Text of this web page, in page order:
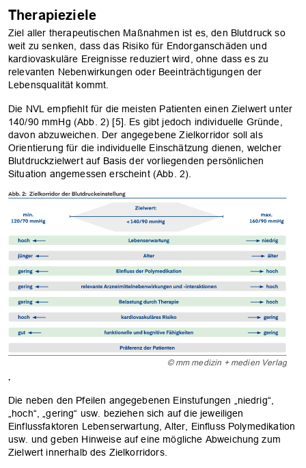
Therapieziele
Ziel aller therapeutischen Maßnahmen ist es, den Blutdruck so
weit zu senken, dass das Risiko für Endorganschäden und
kardiovaskuläre Ereignisse reduziert wird, ohne dass es zu
relevanten Nebenwirkungen oder Beeinträchtigungen der
Lebensqualität kommt.
Die NVL empfiehlt für die meisten Patienten einen Zielwert unter
140/90 mmHg (Abb. 2) [5]. Es gibt jedoch individuelle Gründe,
davon abzuweichen. Der angegebene Zielkorridor soll als
Orientierung für die individuelle Einschätzung dienen, welcher
Blutdruckzielwert auf Basis der vorliegenden persönlichen
Situation angemessen erscheint (Abb. 2).
© mm medizin + medien Verlag
.
Die neben den Pfeilen angegebenen Einstufungen „niedrig“,
„hoch“, „gering“ usw. beziehen sich auf die jeweiligen
Einflussfaktoren Lebenserwartung, Alter, Einfluss Polymedikation
usw. und geben Hinweise auf eine mögliche Abweichung zum
Zielwert innerhalb des Zielkorridors.